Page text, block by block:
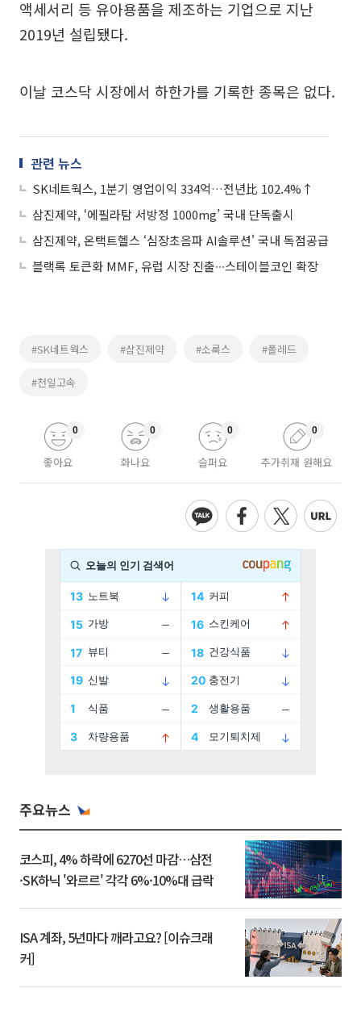
액세서리 등 유아용품을 제조하는 기업으로 지난
2019년 설립됐다.
이날 코스닥 시장에서 하한가를 기록한 종목은 없다.
관련 뉴스
SK네트웍스, 1분기 영업이익 334억…전년比 102.4%↑
삼진제약, ‘에필라탐 서방정 1000mg’ 국내 단독출시
삼진제약, 온택트헬스 ‘심장초음파 AI솔루션' 국내 독점공급
블랙록 토큰화 MMF, 유럽 시장 진출∙∙∙스테이블코인 확장
#SK네트웍스 #삼진제약 #소룩스 #폴레드
#천일고속
좋아요
0
화나요
0
슬퍼요
0
추가취재 원해요
0
주요뉴스
코스피, 4% 하락에 6270선 마감…삼전
·SK하닉 '와르르' 각각 6%·10%대 급락
ISA 계좌, 5년마다 깨라고요? [이슈크래
커]